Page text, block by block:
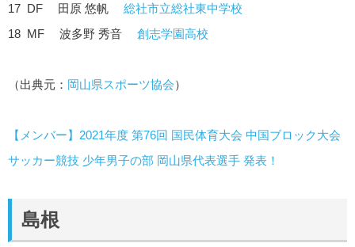
17 DF 田原 悠帆 総社市立総社東中学校
18 MF 波多野 秀音 創志学園高校
（出典元： 岡山県スポーツ協会）
【メンバー】2021年度 第76回 国民体育大会 中国ブロック大会
サッカー競技 少年男子の部 岡山県代表選手 発表！
島根